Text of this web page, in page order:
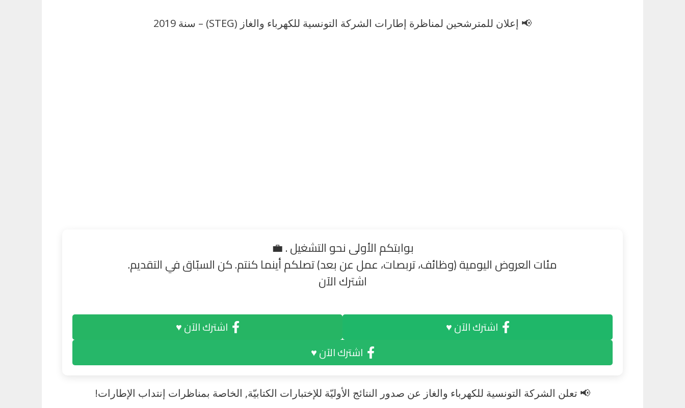
📢 إعلان للمترشحين لمناظرة إطارات الشركة التونسية للكهرباء والغاز (STEG) – سنة 2019
بوابتكم الأولى نحو التشغيل . 💼
مئات العروض اليومية (وظائف، تربصات، عمل عن بعد) تصلكم أينما كنتم. كن السبّاق في التقديم.
اشترك الآن
اشترك الآن ♥
اشترك الآن ♥
اشترك الآن ♥
📢 تعلن الشركة التونسية للكهرباء والغاز عن صدور النتائج الأوليّة للإختبارات الكتابيّة, الخاصة بمناظرات إنتداب الإطارات!